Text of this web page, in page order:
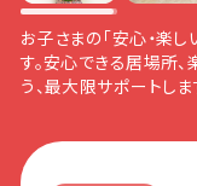
放
お子さまの指導中、保
す。大きな窓からたく
セルフコ
ール
す。